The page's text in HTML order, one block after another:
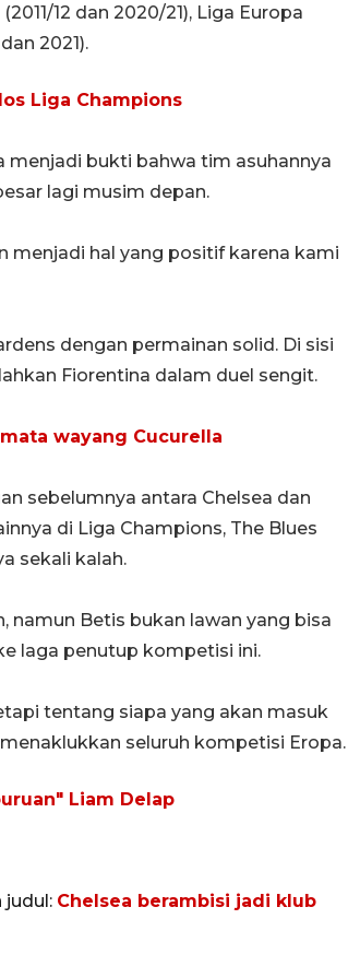
12 dan 2020/21), Liga Europa
2021).
Liga Champions
menjadi bukti bahwa tim asuhannya
lagi musim depan.
menjadi hal yang positif karena kami
dengan permainan solid. Di sisi
Fiorentina dalam duel sengit.
wayang Cucurella
sebelumnya antara Chelsea dan
di Liga Champions, The Blues
sekali kalah.
namun Betis bukan lawan yang bisa
laga penutup kompetisi ini.
tentang siapa yang akan masuk
seluruh kompetisi Eropa.
Liam Delap
judul: Chelsea berambisi jadi klub